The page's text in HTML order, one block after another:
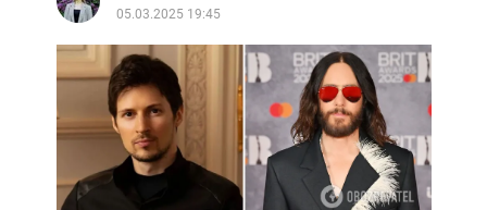
05.03.2025 19:45